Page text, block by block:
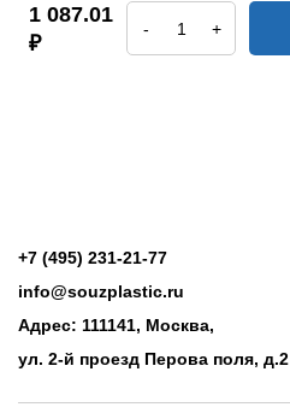
1 087.01
₽
- +
+7 (495) 231-21-77
info@souzplastic.ru
Адрес: 111141, Москва,
ул. 2-й проезд Перова поля, д.2